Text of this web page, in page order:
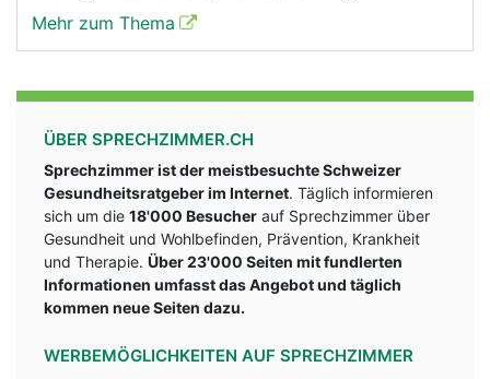
Mehr zum Thema
ÜBER SPRECHZIMMER.CH
Sprechzimmer ist der meistbesuchte Schweizer
Gesundheitsratgeber im Internet. Täglich informieren
sich um die 18'000 Besucher auf Sprechzimmer über
Gesundheit und Wohlbefinden, Prävention, Krankheit
und Therapie. Über 23'000 Seiten mit fundlerten
Informationen umfasst das Angebot und täglich
kommen neue Seiten dazu.
WERBEMÖGLICHKEITEN AUF SPRECHZIMMER